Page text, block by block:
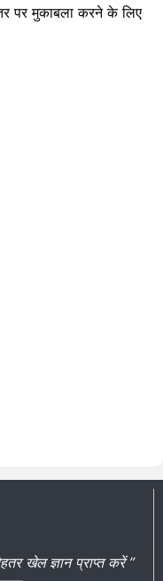
पर मुकाबला करने के लिए
खेल ज्ञान प्राप्त करें ”